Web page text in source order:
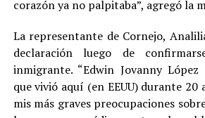
corazón ya no palpitaba”, agregó la
La representante de Cornejo,
declaración luego de
inmigrante. “Edwin Jovanny
que vivió aquí (en EEUU) durante 20
mis más graves preocupaciones